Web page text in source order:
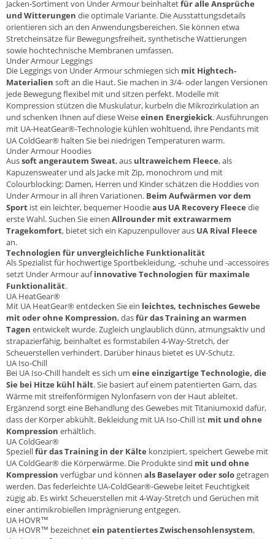
Jacken-Sortiment von Under Armour beinhaltetfür alle Ansprüche
und Witterungen die optimale Variante. Die Ausstattungsdetails
orientieren sich an den Anwendungsbereichen. Sie können etwa
Stretcheinsätze für Bewegungsfreiheit, synthetische Wattierungen
sowie hochtechnische Membranen umfassen.
Under Armour Leggings
Die Leggings von Under Armour schmiegen sich mit Hightech-
Materialien soft an die Haut. Sie machen in 3/4- oder langen Versionen
jede Bewegung flexibel mit und sitzen perfekt. Modelle mit
Kompression stützen die Muskulatur, kurbeln die Mikrozirkulation an
und schenken Ihnen auf diese Weiseeinen Energiekick. Ausführungen
mit UA-HeatGear®-Technologie kühlen wohltuend, ihre Pendants mit
UA ColdGear® halten Sie bei niedrigen Temperaturen warm.
Under Armour Hoodies
Aussoft angerautem Sweat, aus ultraweichem Fleece, als
Kapuzensweater und als Jacke mit Zip, monochrom und mit
Colourblocking: Damen, Herren und Kinder schätzen die Hoddies von
Under Armour in all ihren Variationen. Beim Aufwärmen vor dem
Sport ist ein leichter, bequemer Hoodieaus UA Recovery Fleece die
erste Wahl. Suchen Sie einen Allrounder mit extrawarmem
Tragekomfort, bietet sich ein Kapuzenpullover aus UA Rival Fleece
an.
Technologien für unvergleichliche Funktionalität
Als Spezialist für hochwertige Sportbekleidung, -schuhe und -accessoires
setzt Under Armour aufinnovative Technologien für maximale
Funktionalität.
UA HeatGear®
Mit UA HeatGear® entdecken Sie ein leichtes, technisches Gewebe
mit oder ohne Kompression, dasfür das Training an warmen
Tagen entwickelt wurde. Zugleich unglaublich dünn, atmungsaktiv und
strapazierfähig, beinhaltet es formstabilen 4-Way-Stretch, der
Scheuerstellen verhindert. Darüber hinaus bietet es UV-Schutz.
UA Iso-Chill
Bei UA Iso-Chill handelt es sich um eine einzigartige Technologie, die
Sie bei Hitze kühl hält. Sie basiert auf einem patentierten Garn, das
Wärme mit streifenförmigen Nylonfasern von der Haut ableitet.
Ergänzend sorgt eine Behandlung des Gewebes mit Titaniumoxid dafür,
dass der Körper abkühlt. Bekleidung mit UA Iso-Chill ist mit und ohne
Kompression erhältlich.
UA ColdGear®
Speziellfür das Training in der Kälte konzipiert, speichert Gewebe mit
UA ColdGear® die Körperwärme. Die Produkte sind mit und ohne
Kompression verfügbar und können als Baselayer oder solo getragen
werden. Das federleichte UA-ColdGear®-Gewebe leitet Feuchtigkeit
zügig ab. Es wirkt Scheuerstellen mit 4-Way-Stretch und Gerüchen mit
einer antimikrobiellen Imprägnierung entgegen.
UA HOVR™
UA HOVR™ bezeichnetein patentiertes Zwischensohlensystem,